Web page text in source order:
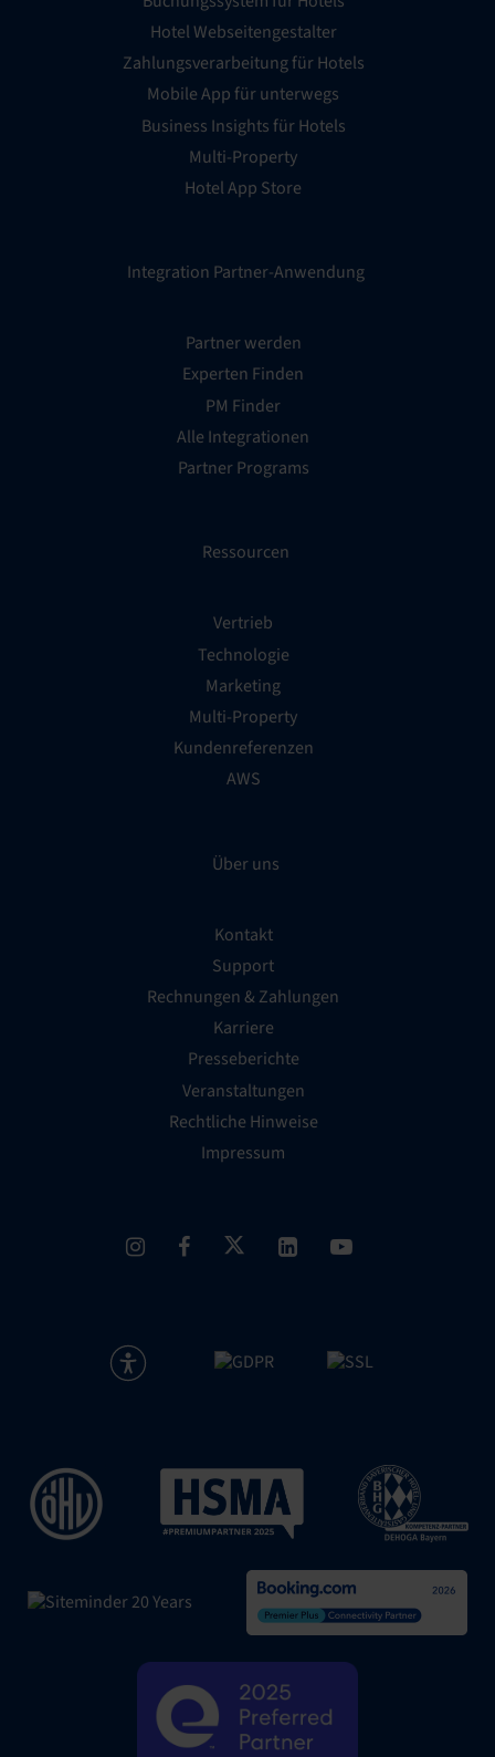
Hotel Webseitengestalter
Zahlungsverarbeitung für Hotels
Mobile App für unterwegs
Business Insights für Hotels
Multi-Property
Hotel App Store
Integration Partner-Anwendung
Partner werden
Experten Finden
PM Finder
Alle Integrationen
Partner Programs
Ressourcen
Vertrieb
Technologie
Marketing
Multi-Property
Kundenreferenzen
AWS
Über uns
Kontakt
Support
Rechnungen & Zahlungen
Karriere
Presseberichte
Veranstaltungen
Rechtliche Hinweise
Impressum